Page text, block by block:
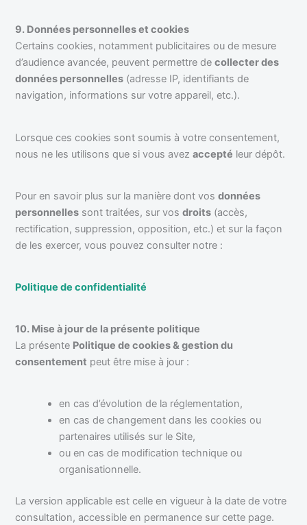
9. Données personnelles et cookies
Certains cookies, notamment publicitaires ou de mesure
d’audience avancée, peuvent permettre decollecter des
données personnelles (adresse IP, identifiants de
navigation, informations sur votre appareil, etc.).
Lorsque ces cookies sont soumis à votre consentement,
nous ne les utilisons que si vous avezaccepté leur dépôt.
Pour en savoir plus sur la manière dont vosdonnées
personnelles sont traitées, sur vosdroits (accès,
rectification, suppression, opposition, etc.) et sur la façon
de les exercer, vous pouvez consulter notre :
Politique de confidentialité
10. Mise à jour de la présente politique
La présente Politique de cookies & gestion du
consentement peut être mise à jour :
en cas d’évolution de la réglementation,
en cas de changement dans les cookies ou
partenaires utilisés sur le Site,
ou en cas de modification technique ou
organisationnelle.
La version applicable est celle en vigueur à la date de votre
consultation, accessible en permanence sur cette page.